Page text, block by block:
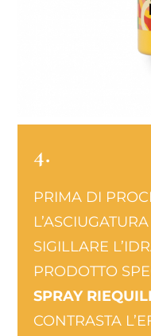
4.
PRIMA DI
SIGILLARE
PRODOTTO
SPRAY
CONTRASTA